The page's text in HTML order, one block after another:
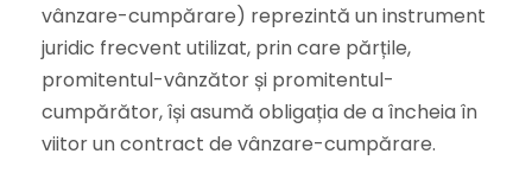
vânzare-cumpărare) reprezintă un instrument
juridic frecvent utilizat, prin care părțile,
promitentul-vânzător și promitentul-
cumpărător, își asumă obligația de a încheia în
viitor un contract de vânzare-cumpărare.